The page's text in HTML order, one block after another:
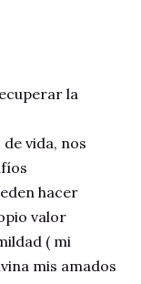
la
vida, nos
hacer
valor
( mi
mis amados